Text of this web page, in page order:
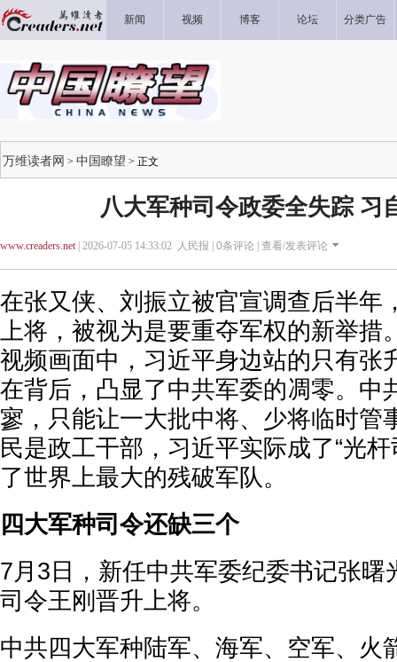
新闻 视频 博客 论坛 分类广告
万维读者网 > 中国瞭望 > 正文
八大军种司令政委全失踪 习
www.creaders.net| 2026-07-05 14:33:02 人民报 | 0条评论 | 查看/发表评论
在张又侠、刘振立被官宣调查后半年
上将，被视为是要重夺军权的新举措
视频画面中，习近平身边站的只有张
在背后，凸显了中共军委的凋零。中
寥，只能让一大批中将、少将临时管
民是政工干部，习近平实际成了“光
了世界上最大的残破军队。
四大军种司令还缺三个
7月3日，新任中共军委纪委书记张曙
司令王刚晋升上将。
中共四大军种陆军、海军、空军、火